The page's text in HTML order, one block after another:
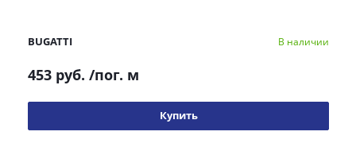
BUGATTI В наличии
453 руб. /пог. м
Купить